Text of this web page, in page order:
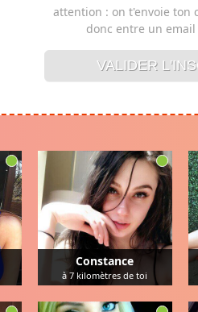
attention : on t'envoie ton
donc entre un
VALIDER
VALIDER
Constance
à7 kilomètres de toi